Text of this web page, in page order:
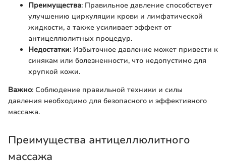
Преимущества: Правильное давление способствует
улучшению циркуляции крови и лимфатической
жидкости, а также усиливает эффект от
антицеллюлитных процедур.
Недостатки: Избыточное давление может привести к
синякам или болезненности, что недопустимо для
хрупкой кожи.
Важно: Соблюдение правильной техники и силы
давления необходимо для безопасного и эффективного
массажа.
Преимущества антицеллюлитного
массажа